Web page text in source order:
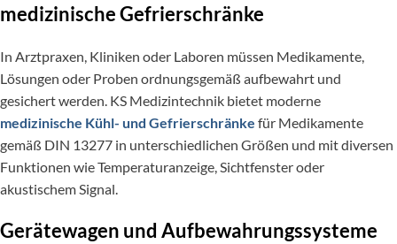
medizinische Gefrierschränke
In Arztpraxen, Kliniken oder Laboren müssen Medikamente,
Lösungen oder Proben ordnungsgemäß aufbewahrt und
gesichert werden. KS Medizintechnik bietet moderne
medizinische Kühl- und Gefrierschränke für Medikamente
gemäß DIN 13277 in unterschiedlichen Größen und mit diversen
Funktionen wie Temperaturanzeige, Sichtfenster oder
akustischem Signal.
Gerätewagen und Aufbewahrungssysteme